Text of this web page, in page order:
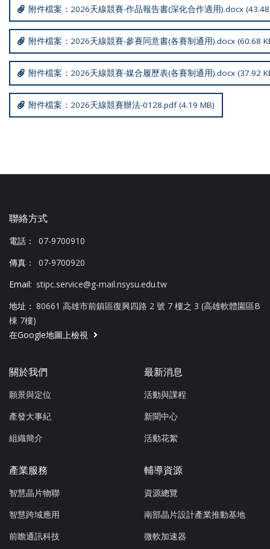
附件檔案：2026天線競賽-作品報告書(深化合作適用).docx
附件檔案：2026天線競賽-參賽同意書(各賽制通用).docx (60.68
附件檔案：2026天線競賽-媒合履歷表(各賽制通用).docx (37.92
附件檔案：2026天線競賽辦法-0128.pdf (4.19 MB)
聯絡方式
電話：
07-9700910
傳真：
07-9700920
Email: stipc.service@g-mail.nsysu.edu.tw
地址： 80661 高雄市前鎮區復興四路 2 號 7 樓之 3 (高雄軟體園區B
棟 7樓)
在Google地圖上檢視
關於我們
願景與定位
產發大事紀
組織簡介
最新消息
活動與課程
新聞中心
活動花絮
產業服務
智慧晶片物聯
智慧跨域應用
前瞻通訊科技
輔導資源
資源總覽
南部晶片設計產業推動基地
微軟加速器